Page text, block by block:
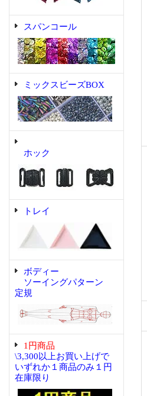
スパンコール
ミックスビーズBOX
ホック
トレイ
ボディー
ソーイングパターン
定規
1円商品
\3,300以上お買い上げで
いずれか１商品のみ１円
在庫限り